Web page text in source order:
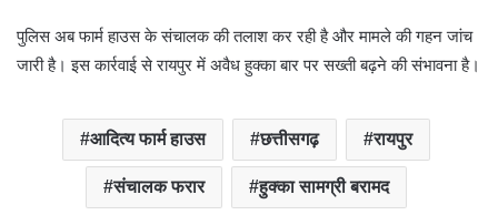
पुलिस अब फार्म हाउस के संचालक की तलाश कर रही है और मामले की गहन जांच
जारी है। इस कार्रवाई से रायपुर में अवैध हुक्का बार पर सख्ती बढ़ने की संभावना है।
आदित्य फार्म हाउस छत्तीसगढ़ रायपुर
संचालक फरार हुक्का सामग्री बरामद